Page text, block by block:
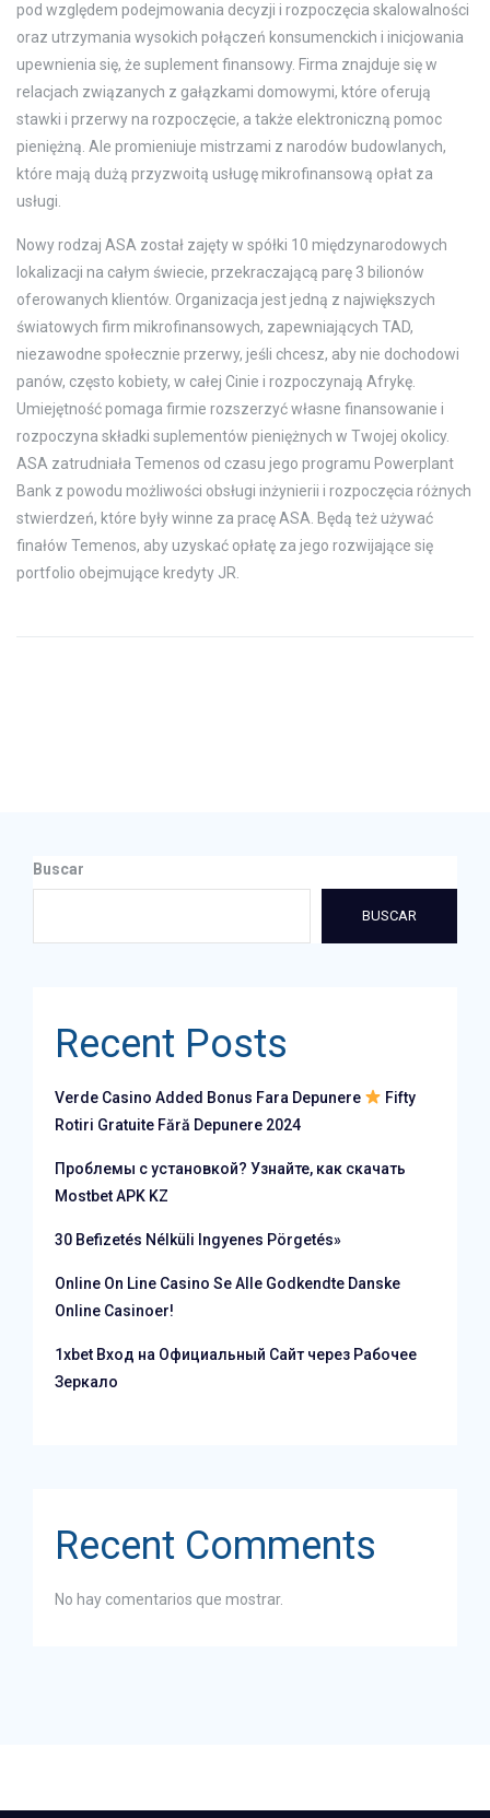
pod względem podejmowania decyzji i rozpoczęcia skalowalności
oraz utrzymania wysokich połączeń konsumenckich i inicjowania
upewnienia się, że suplement finansowy. Firma znajduje się w
relacjach związanych z gałązkami domowymi, które oferują
stawki i przerwy na rozpoczęcie, a także elektroniczną pomoc
pieniężną. Ale promieniuje mistrzami z narodów budowlanych,
które mają dużą przyzwoitą usługę mikrofinansową opłat za
usługi.
Nowy rodzaj ASA został zajęty w spółki 10 międzynarodowych
lokalizacji na całym świecie, przekraczającą parę 3 bilionów
oferowanych klientów. Organizacja jest jedną z największych
światowych firm mikrofinansowych, zapewniających TAD,
niezawodne społecznie przerwy, jeśli chcesz, aby nie dochodowi
panów, często kobiety, w całej Cinie i rozpoczynają Afrykę.
Umiejętność pomaga firmie rozszerzyć własne finansowanie i
rozpoczyna składki suplementów pieniężnych w Twojej okolicy.
ASA zatrudniała Temenos od czasu jego programu Powerplant
Bank z powodu możliwości obsługi inżynierii i rozpoczęcia różnych
stwierdzeń, które były winne za pracę ASA. Będą też używać
finałów Temenos, aby uzyskać opłatę za jego rozwijające się
portfolio obejmujące kredyty JR.
Buscar
BUSCAR
Recent Posts
Verde Casino Added Bonus Fara Depunere
Fifty
Rotiri Gratuite Fără Depunere 2024
Проблемы с установкой? Узнайте, как скачать
Mostbet APK KZ
30 Befizetés Nélküli Ingyenes Pörgetés»
Online On Line Casino Se Alle Godkendte Danske
Online Casinoer!
1xbet Вход на Официальный Сайт через Рабочее
Зеркало
Recent Comments
No hay comentarios que mostrar.